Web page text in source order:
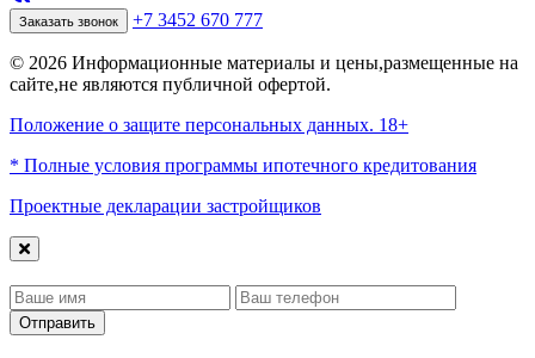
Заказать звонок +7 3452 670 777
© 2026 Информационные материалы и цены,размещенные на
сайте,не являются публичной офертой.
Положение о защите персональных данных. 18+
* Полные условия программы ипотечного кредитования
Проектные декларации застройщиков
Отправить